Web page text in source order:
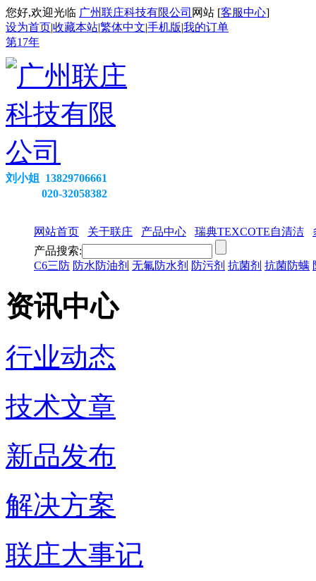
您好,欢迎光临 广州联庄科技有限公司 网站 [客服中心]
设为首页|收藏本站|繁体中文|手机版|我的订单
第17年
刘小姐 13829706661
020-32058382
网站首页 关于联庄 产品中心 瑞典TEXCOTE自清洁
产品搜索:
C6三防 防水防油剂 无氟防水剂 防污剂 抗菌剂 抗菌防螨
资讯中心
行业动态
技术文章
新品发布
解决方案
联庄大事记